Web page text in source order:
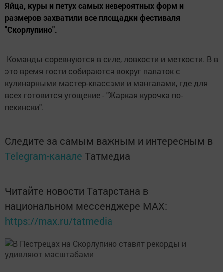
Яйца, куры и петух самых невероятных форм и
размеров захватили все площадки фестиваля
"Скорлупино".
Команды соревнуются в силе, ловкости и меткости. В в
это время гости собираются вокруг палаток с
кулинарными мастер-классами и мангалами, где для
всех готовится угощение - "Жаркая курочка по-
пекински".
Следите за самым важным и интересным в
Telegram-канале Татмедиа
Читайте новости Татарстана в
национальном мессенджере MАХ:
https://max.ru/tatmedia